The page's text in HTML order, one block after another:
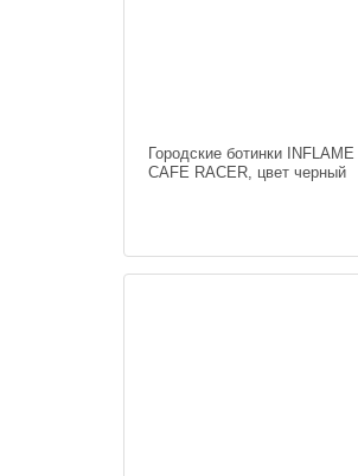
Городские ботинки INFLAME
CAFE RACER, цвет черный